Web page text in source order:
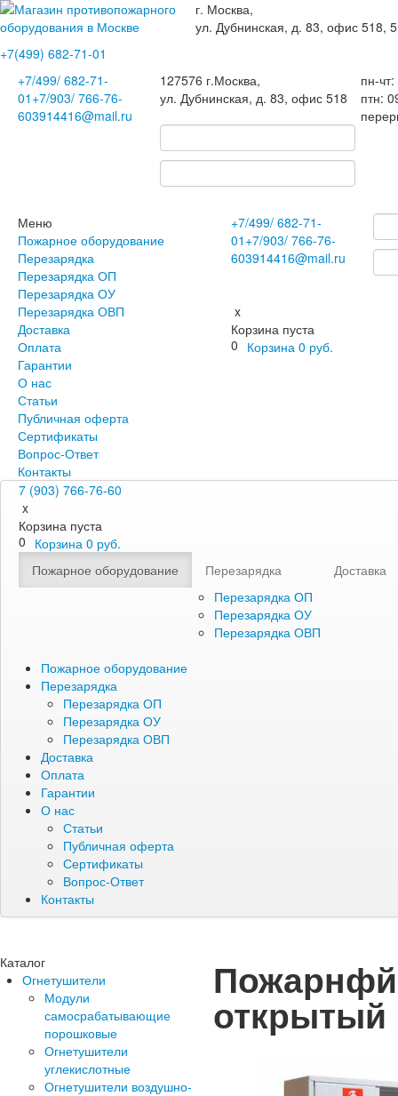
г. Москва,
ул. Дубнинская, д. 83, офис 518,
+7(499) 682-71-01
+7/499/ 682-71-
01 +7/903/ 766-76-
603914416@mail.ru
127576 г.Москва,
ул. Дубнинская, д. 83, офис 518
пн-
птн:
Меню
Пожарное оборудование
Перезарядка
Перезарядка ОП
Перезарядка ОУ
Перезарядка ОВП
Доставка
Оплата
Гарантии
О нас
Статьи
Публичная оферта
Сертификаты
Вопрос-Ответ
Контакты
+7/499/ 682-71-
01 +7/903/ 766-76-
603914416@mail.ru
x
Корзина пуста
0 Корзина 0 руб.
7 (903) 766-76-60
x
Корзина пуста
0 Корзина 0 руб.
Пожарное оборудование
Перезарядка
Перезарядка ОП
Перезарядка ОУ
Перезарядка ОВП
Доставка
Пожарное оборудование
Перезарядка
Перезарядка ОП
Перезарядка ОУ
Перезарядка ОВП
Доставка
Оплата
Гарантии
О нас
Статьи
Публичная оферта
Сертификаты
Вопрос-Ответ
Контакты
Каталог
Огнетушители
Модули
самосрабатывающие
порошковые
Огнетушители
углекислотные
Огнетушители воздушно-
открытый